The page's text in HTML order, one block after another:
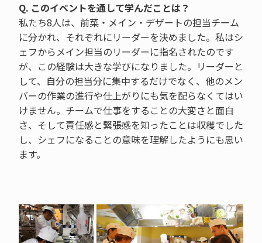
Q. このイベントを通して学んだことは？
私たち8人は、前菜・メイン・デザートの担当チーム
に分かれ、それぞれにリーダーを決めました。私はシ
ェフからメイン担当のリーダーに指名されたのです
が、この経験は大きな学びになりました。リーダーと
して、自分の担当分に集中するだけでなく、他のメン
バーの作業の進行や仕上がりにも気を配らなくてはい
けません。チームで仕事をすることの大変さと面白
さ、そして責任感と緊張感を知ったことは収穫でした
し、シェフになることの意味を理解したようにも思い
ます。